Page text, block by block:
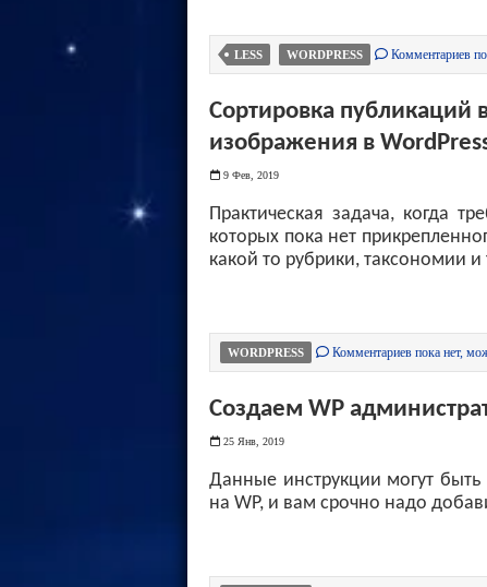
LESS WORDPRESS Комментариев
Сортировка публикаций
изображения в
9 Фев, 2019
Практическая задача, когда
которых пока нет
какой то рубрики, таксономии и
WORDPRESS Комментариев пока нет,
Создаем WP
25 Янв, 2019
Данные инструкции могут быть
на WP, и вам срочно надо